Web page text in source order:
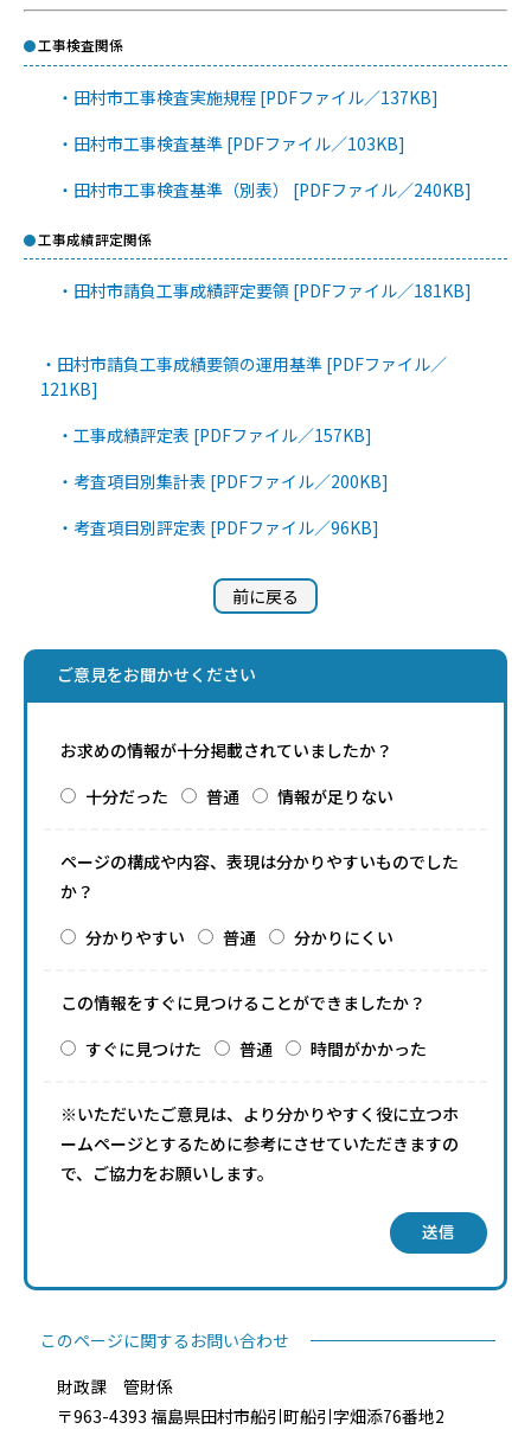
工事検査関係
・田村市工事検査実施規程 [PDFファイル／137KB]
・田村市工事検査基準 [PDFファイル／103KB]
・田村市工事検査基準（別表） [PDFファイル／240KB]
工事成績評定関係
・田村市請負工事成績評定要領 [PDFファイル／181KB]
・田村市請負工事成績要領の運用基準 [PDFファイル／
121KB]
・工事成績評定表 [PDFファイル／157KB]
・考査項目別集計表 [PDFファイル／200KB]
・考査項目別評定表 [PDFファイル／96KB]
前に戻る
ご意見をお聞かせください
お求めの情報が十分掲載されていましたか？
十分だった
普通 情報が足りない
ページの構成や内容、表現は分かりやすいものでした
か？
分かりやすい
普通 分かりにくい
この情報をすぐに見つけることができましたか？
すぐに見つけた
普通 時間がかかった
※いただいたご意見は、より分かりやすく役に立つホ
ームページとするために参考にさせていただきますの
で、ご協力をお願いします。
送信
このページに関するお問い合わせ
財政課 管財係
〒963-4393 福島県田村市船引町船引字畑添76番地2